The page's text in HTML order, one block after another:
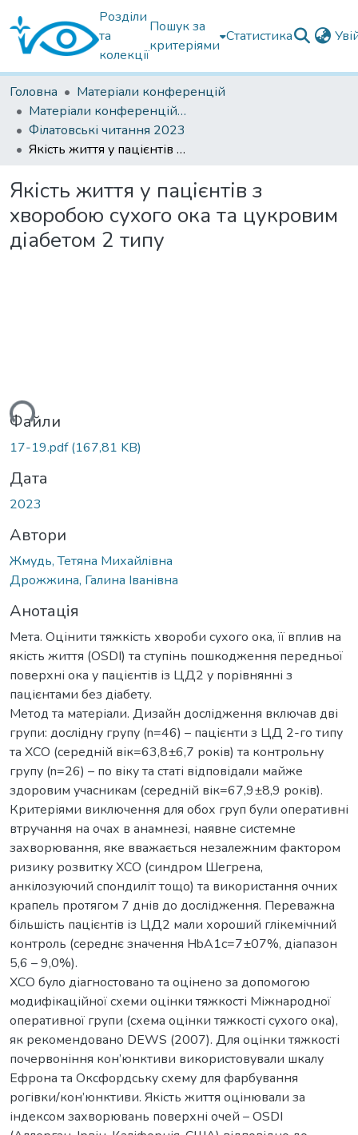
Розділи
та
колекції
Пошук за
критеріями
Статистика
Головна
Матеріали конференцій
Матеріали конференцій Інституту Філатова
Філатовські читання 2023
Якість життя у пацієнтів з хворобою сухого ока та цукровим діабетом 2 типу
Якість життя у пацієнтів з
хворобою сухого ока та цукровим
діабетом 2 типу
Файли
17-19.pdf(167,81 KB)
Дата
2023
Автори
Жмудь, Тетяна Михайлівна
Дрожжина, Галина Іванівна
Анотація
Мета. Оцінити тяжкість хвороби сухого ока, її вплив на
якість життя (OSDI) та ступінь пошкодження передньої
поверхні ока у пацієнтів із ЦД2 у порівнянні з
пацієнтами без діабету.
Метод та матеріали. Дизайн дослідження включав дві
групи: дослідну групу (n=46) – пацієнти з ЦД 2-го типу
та ХСО (середній вік=63,8±6,7 років) та контрольну
групу (n=26) – по віку та статі відповідали майже
здоровим учасникам (середній вік=67,9±8,9 років).
Критеріями виключення для обох груп були оперативні
втручання на очах в анамнезі, наявне системне
захворювання, яке вважається незалежним фактором
ризику розвитку ХСО (синдром Шегрена,
анкілозуючий спондиліт тощо) та використання очних
крапель протягом 7 днів до дослідження. Переважна
більшість пацієнтів із ЦД2 мали хороший глікемічний
контроль (середнє значення HbA1c=7±07%, діапазон
5,6 – 9,0%).
ХСО було діагностовано та оцінено за допомогою
модифікаційної схеми оцінки тяжкості Міжнародної
оперативної групи (схема оцінки тяжкості сухого ока),
як рекомендовано DEWS (2007). Для оцінки тяжкості
почервоніння кон’юнктиви використовували шкалу
Ефрона та Оксфордську схему для фарбування
рогівки/кон’юнктиви. Якість життя оцінювали за
індексом захворювань поверхні очей – OSDI